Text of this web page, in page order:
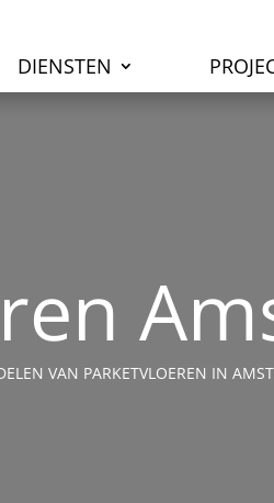
DIENSTEN
VAN PARKETVLOEREN IN